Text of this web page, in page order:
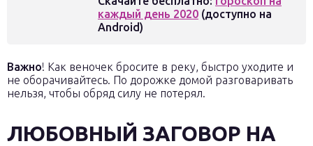
каждый день 2020 (доступно на
Android)
Важно! Как веночек бросите в реку, быстро уходите и
не оборачивайтесь. По дорожке домой разговаривать
нельзя, чтобы обряд силу не потерял.
ЛЮБОВНЫЙ ЗАГОВОР НА